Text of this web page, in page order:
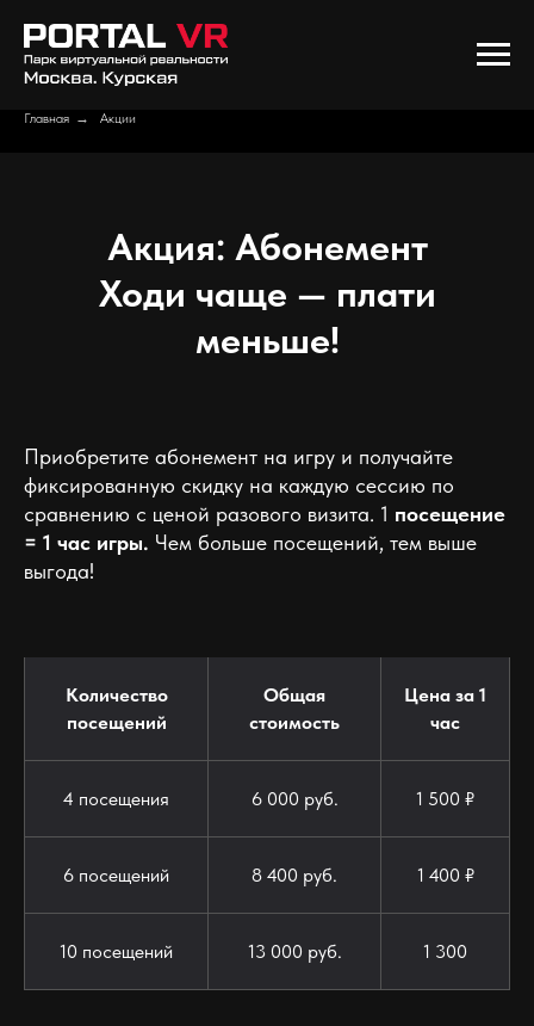
Главная → Акции
Акция: Абонемент
Ходи чаще — плати
меньше!
Приобретите абонемент на игру и получайте
фиксированную скидку на каждую сессию по
сравнению с ценой разового визита. 1 посещение
= 1 час игры. Чем больше посещений, тем выше
выгода!
Количество
посещений
Общая
стоимость
Цена за 1
час
4 посещения 6 000 руб. 1 500 ₽
6 посещений 8 400 руб. 1 400 ₽
10 посещений 13 000 руб. 1 300